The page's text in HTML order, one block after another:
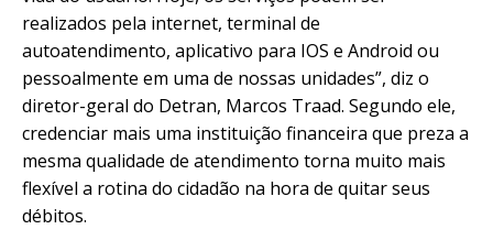
realizados pela internet, terminal de
autoatendimento, aplicativo para IOS e Android ou
pessoalmente em uma de nossas unidades”, diz o
diretor-geral do Detran, Marcos Traad. Segundo ele,
credenciar mais uma instituição financeira que preza a
mesma qualidade de atendimento torna muito mais
flexível a rotina do cidadão na hora de quitar seus
débitos.